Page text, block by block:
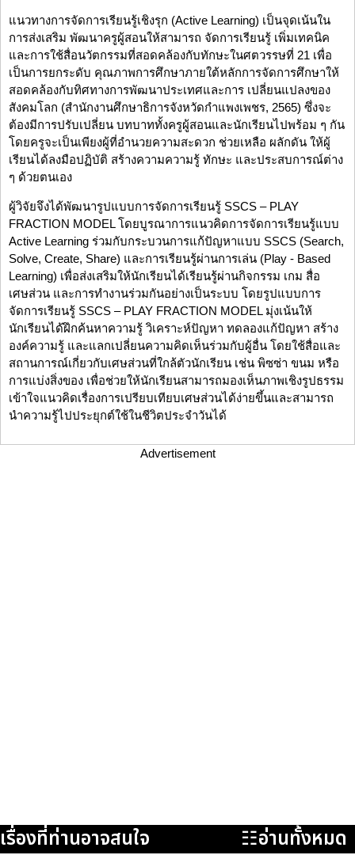
แนวทางการจัดการเรียนรู้เชิงรุก (Active Learning) เป็นจุดเน้นใน
การส่งเสริม พัฒนาครูผู้สอนให้สามารถ จัดการเรียนรู้ เพิ่มเทคนิค
และการใช้สื่อนวัตกรรมที่สอดคล้องกับทักษะในศตวรรษที่ 21 เพื่อ
เป็นการยกระดับ คุณภาพการศึกษาภายใต้หลักการจัดการศึกษาให้
สอดคล้องกับทิศทางการพัฒนาประเทศและการ เปลี่ยนแปลงของ
สังคมโลก (สำนักงานศึกษาธิการจังหวัดกำแพงเพชร, 2565) ซึ่งจะ
ต้องมีการปรับเปลี่ยน บทบาททั้งครูผู้สอนและนักเรียนไปพร้อม ๆ กัน
โดยครูจะเป็นเพียงผู้ที่อำนวยความสะดวก ช่วยเหลือ ผลักดัน ให้ผู้
เรียนได้ลงมือปฏิบัติ สร้างความความรู้ ทักษะ และประสบการณ์ต่าง
ๆ ด้วยตนเอง
ผู้วิจัยจึงได้พัฒนารูปแบบการจัดการเรียนรู้ SSCS – PLAY
FRACTION MODEL โดยบูรณาการแนวคิดการจัดการเรียนรู้แบบ
Active Learning ร่วมกับกระบวนการแก้ปัญหาแบบ SSCS (Search,
Solve, Create, Share) และการเรียนรู้ผ่านการเล่น (Play - Based
Learning) เพื่อส่งเสริมให้นักเรียนได้เรียนรู้ผ่านกิจกรรม เกม สื่อ
เศษส่วน และการทำงานร่วมกันอย่างเป็นระบบ โดยรูปแบบการ
จัดการเรียนรู้ SSCS – PLAY FRACTION MODEL มุ่งเน้นให้
นักเรียนได้ฝึกค้นหาความรู้ วิเคราะห์ปัญหา ทดลองแก้ปัญหา สร้าง
องค์ความรู้ และแลกเปลี่ยนความคิดเห็นร่วมกับผู้อื่น โดยใช้สื่อและ
สถานการณ์เกี่ยวกับเศษส่วนที่ใกล้ตัวนักเรียน เช่น พิซซ่า ขนม หรือ
การแบ่งสิ่งของ เพื่อช่วยให้นักเรียนสามารถมองเห็นภาพเชิงรูปธรรม
เข้าใจแนวคิดเรื่องการเปรียบเทียบเศษส่วนได้ง่ายขึ้นและสามารถ
นำความรู้ไปประยุกต์ใช้ในชีวิตประจำวันได้
Advertisement
เรื่องที่ท่านอาจสนใจ ☷อ่านทั้งหมด